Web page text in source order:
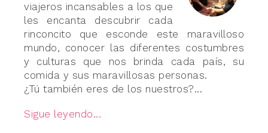
viajeros incansables a los que
les encanta descubrir cada
rinconcito que esconde este maravilloso
mundo, conocer las diferentes costumbres
y culturas que nos brinda cada país, su
comida y sus maravillosas personas.
¿Tú también eres de los nuestros?...
Sigue leyendo...